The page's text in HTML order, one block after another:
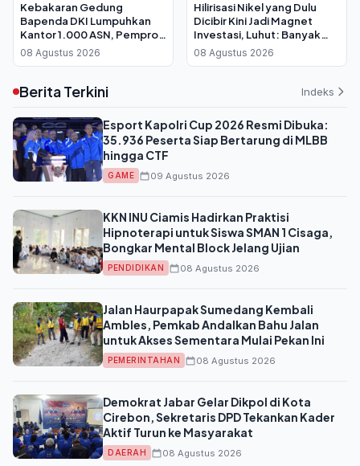
Kebakaran Gedung
Bapenda DKI Lumpuhkan
Kantor 1.000 ASN, Pemprov
Berlakukan WFH Bergantian
08 Agustus 2026
Hilirisasi Nikel yang Dulu
Dicibir Kini Jadi Magnet
Investasi, Luhut: Banyak
yang Antre Temui Bahlil
08 Agustus 2026
Berita Terkini Indeks
Esport Kapolri Cup 2026 Resmi Dibuka:
35.936 Peserta Siap Bertarung di MLBB
hingga CTF
GAME 09 Agustus 2026
KKN INU Ciamis Hadirkan Praktisi
Hipnoterapi untuk Siswa SMAN 1 Cisaga,
Bongkar Mental Block Jelang Ujian
PENDIDIKAN 08 Agustus 2026
Jalan Haurpapak Sumedang Kembali
Ambles, Pemkab Andalkan Bahu Jalan
untuk Akses Sementara Mulai Pekan Ini
PEMERINTAHAN 08 Agustus 2026
Demokrat Jabar Gelar Dikpol di Kota
Cirebon, Sekretaris DPD Tekankan Kader
Aktif Turun ke Masyarakat
DAERAH 08 Agustus 2026